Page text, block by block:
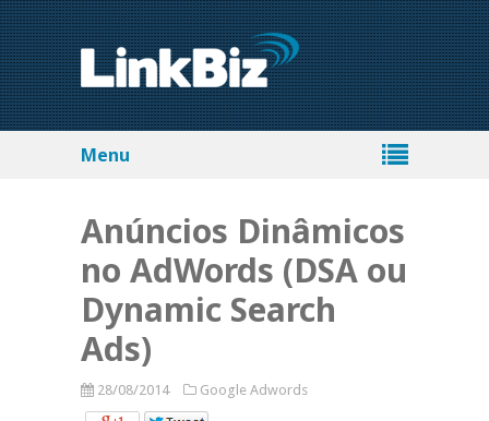
Menu
Anúncios Dinâmicos
no AdWords (DSA ou
Dynamic Search
Ads)
28/08/2014 Google Adwords